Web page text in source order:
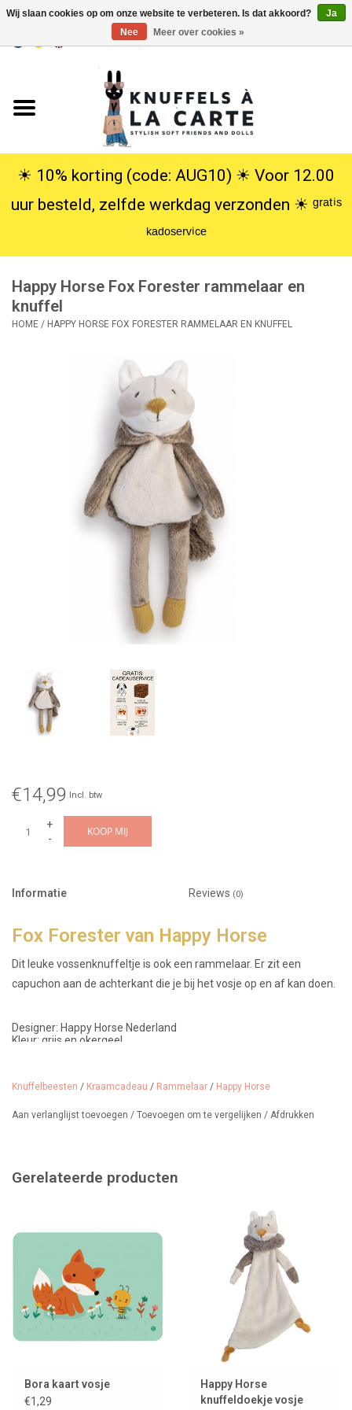
USD
Knuffels
Poppen
SALE
Cadeauservice
☀︎ 10% korting (code: AUG10) ☀︎ Voor 12.00
uur besteld, zelfde werkdag verzonden ☀︎ ᵍʳᵃᵗⁱˢ
ᵏᵃᵈᵒˢᵉʳᵛⁱᶜᵉ
Happy Horse Fox Forester rammelaar en
knuffel
HOME / HAPPY HORSE FOX FORESTER RAMMELAAR EN KNUFFEL
€14,99 Incl. btw
+
-
KOOP MIJ
Informatie Reviews (0)
Fox Forester van Happy Horse
Dit leuke vossenknuffeltje is ook een rammelaar. Er zit een
capuchon aan de achterkant die je bij het vosje op en af kan doen.
Designer: Happy Horse Nederland
Kleur: grijs en okergeel
Knuffelbeesten / Kraamcadeau / Rammelaar / Happy Horse
Aan verlanglijst toevoegen / Toevoegen om te vergelijken / Afdrukken
Gerelateerde producten
Bora kaart vosje
€1,29
Happy Horse
knuffeldoekje vosje
Wij slaan cookies op om onze website te verbeteren. Is dat akkoord?
Ja
Nee
Meer over cookies »